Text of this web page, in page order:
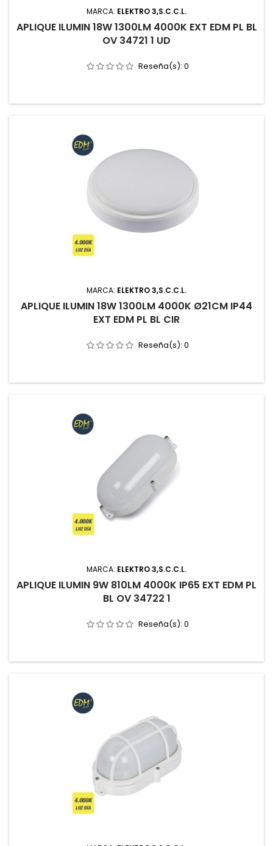
MARCA: ELEKTRO 3,S.C.C.L.
APLIQUE ILUMIN 18W 1300LM 4000K EXT EDM PL BL
OV 34721 1 UD
Reseña(s): 0
MARCA: ELEKTRO 3,S.C.C.L.
APLIQUE ILUMIN 18W 1300LM 4000K Ø21CM IP44
EXT EDM PL BL CIR
Reseña(s): 0
MARCA: ELEKTRO 3,S.C.C.L.
APLIQUE ILUMIN 9W 810LM 4000K IP65 EXT EDM PL
BL OV 34722 1
Reseña(s): 0